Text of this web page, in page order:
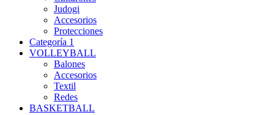
Judogi
Accesorios
Protecciones
Categoría 1
VOLLEYBALL
Balones
Accesorios
Textil
Redes
BASKETBALL